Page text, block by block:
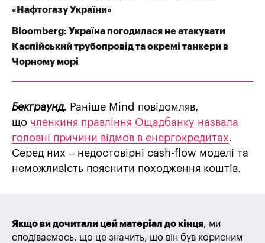
«Нафтогазу України»
Bloomberg: Україна погодилася не атакувати
Каспійський трубопровід та окремі танкери в
Чорному морі
Бекграунд. Раніше Mind повідомляв,
що членкиня правління Ощадбанку назвала
головні причини відмов в енергокредитах.
Серед них – недостовірні cash-flow моделі та
неможливість пояснити походження коштів.
Якщо ви дочитали цей матеріал до кінця, ми
сподіваємось, що це значить, що він був корисним